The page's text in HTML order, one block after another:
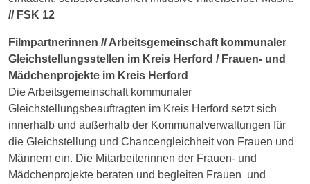
// FSK 12
Filmpartnerinnen // Arbeitsgemeinschaft kommunaler
Gleichstellungsstellen im Kreis Herford / Frauen- und
Mädchenprojekte im Kreis Herford
Die Arbeitsgemeinschaft kommunaler
Gleichstellungsbeauftragten im Kreis Herford setzt sich
innerhalb und außerhalb der Kommunalverwaltungen für
die Gleichstellung und Chancengleichheit von Frauen und
Männern ein. Die Mitarbeiterinnen der Frauen- und
Mädchenprojekte beraten und begleiten Frauen und